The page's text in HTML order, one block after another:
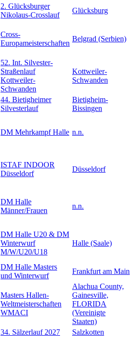
2. Glücksburger
Nikolaus-Crosslauf
Glücksburg
Cross-
Europameisterschaften
Belgrad (Serbien)
52. Int. Silvester-
Straßenlauf
Kottweiler-
Schwanden
Kottweiler-
Schwanden
44. Bietigheimer
Silvesterlauf
Bietigheim-
Bissingen
DM Mehrkampf Halle n.n.
ISTAF INDOOR
Düsseldorf
Düsseldorf
DM Halle
Männer/Frauen
n.n.
DM Halle U20 & DM
Winterwurf
M/W/U20/U18
Halle (Saale)
DM Halle Masters
und Winterwurf
Frankfurt am Main
Masters Hallen-
Weltmeisterschaften
WMACI
Alachua County,
Gainesville,
FLORIDA
(Vereinigte
Staaten)
34. Sälzerlauf 2027 Salzkotten